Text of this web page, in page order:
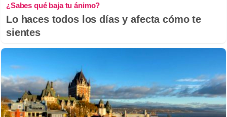
¿Sabes qué baja tu ánimo?
Lo haces todos los días y afecta cómo te
sientes